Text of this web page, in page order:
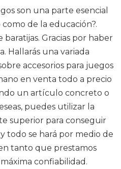
son una parte esencial
de la educación?.
Gracias por haber
Hallarás una variada
accesorios para juegos
en venta todo a precio
un artículo concreto o
puedes utilizar la
superior para conseguir
todo se hará por medio de
tanto que prestamos
confiabilidad.